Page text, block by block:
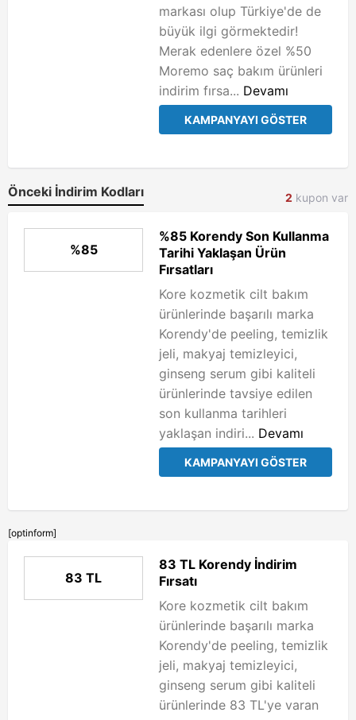
markası olup Türkiye'de de
büyük ilgi görmektedir!
Merak edenlere özel %50
Moremo saç bakım ürünleri
indirim fırsa... Devamı
KAMPANYAYI GÖSTER
Önceki İndirim Kodları 2 kupon var
%85
%85 Korendy Son Kullanma
Tarihi Yaklaşan Ürün
Fırsatları
Kore kozmetik cilt bakım
ürünlerinde başarılı marka
Korendy'de peeling, temizlik
jeli, makyaj temizleyici,
ginseng serum gibi kaliteli
ürünlerinde tavsiye edilen
son kullanma tarihleri
yaklaşan indiri... Devamı
KAMPANYAYI GÖSTER
[optinform]
83 TL
83 TL Korendy İndirim
Fırsatı
Kore kozmetik cilt bakım
ürünlerinde başarılı marka
Korendy'de peeling, temizlik
jeli, makyaj temizleyici,
ginseng serum gibi kaliteli
ürünlerinde 83 TL'ye varan